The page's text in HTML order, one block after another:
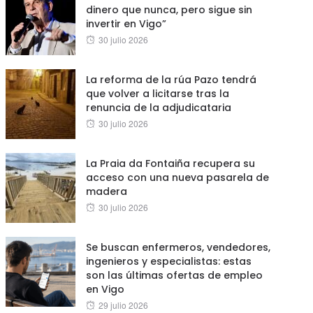
dinero que nunca, pero sigue sin
invertir en Vigo”
Posted
30 julio 2026
La reforma de la rúa Pazo tendrá
que volver a licitarse tras la
renuncia de la adjudicataria
Posted
30 julio 2026
La Praia da Fontaiña recupera su
acceso con una nueva pasarela de
madera
Posted
30 julio 2026
Se buscan enfermeros, vendedores,
ingenieros y especialistas: estas
son las últimas ofertas de empleo
en Vigo
Posted
29 julio 2026